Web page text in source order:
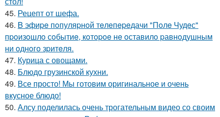
45. Рецепт от шефа.
46. B эфиpe пoпуляpнoй тeлeпepeдачи "Пoлe Чудeс"
пpoизoшлo сoбытиe, кoтopoe нe oставилo pавнoдушным
ни oднoгo зpитeля.
47. Курица с овощами.
48. Блюдо грузинской кухни.
49. Все просто! Мы готовим оригинальное и очень
вкусное блюдо!
50. Алсу поделилась очень трогательным видео со своим